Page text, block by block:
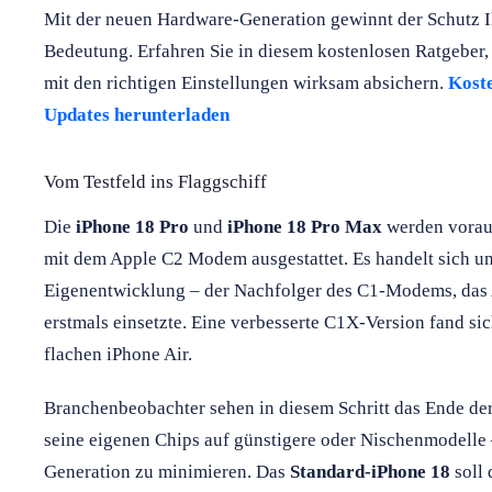
Mit der neuen Hardware-Generation gewinnt der Schutz
Bedeutung. Erfahren Sie in diesem kostenlosen
mit den richtigen Einstellungen wirksam absichern.
Updates herunterladen
Vom Testfeld ins Flaggschiff
Die iPhone 18 Pro und iPhone 18 Pro Max werden
mit dem Apple C2 Modem ausgestattet. Es handelt sich
Eigenentwicklung – der Nachfolger des C1-Modems,
erstmals einsetzte. Eine verbesserte C1X-Version fand
flachen iPhone Air.
Branchenbeobachter sehen in diesem Schritt das Ende
seine eigenen Chips auf günstigere oder
Generation zu minimieren. Das Standard-iPhone 18 soll